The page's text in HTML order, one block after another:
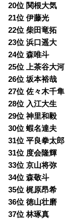
20位 関根大気
21位 伊藤光
22位 柴田竜拓
23位 浜口遥大
24位 森唯斗
25位 上茶谷大
26位 坂本裕哉
27位 佐々木千
28位 入江大生
29位 神里和毅
30位 蝦名達夫
31位 平良拳太
31位 度会隆輝
33位 京山将弥
34位 森敬斗
35位 梶原昂希
36位 徳山壮磨
37位 林琢真